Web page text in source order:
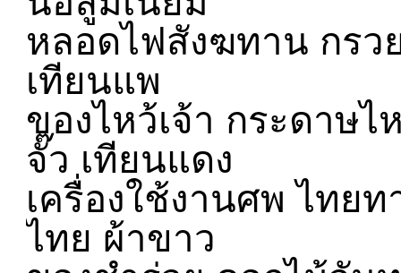
หลอดไฟสังฆทาน กรว
เทียนแพ
ของไหว้เจ้า กระดาษ
จั๊ว เทียนแดง
เครื่องใช้งานศพ ไทย
ไทย ผ้าขาว